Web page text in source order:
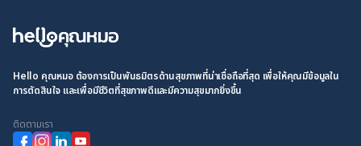
Hello คุณหมอ ต้องการเป็นพันธมิตรด้านสุขภาพที่น่าเชื่อถือที่สุด เพื่อให้คุณมีข้อมูลใน
การตัดสินใจ และเพื่อมีชีวิตที่สุขภาพดีและมีความสุขมากยิ่งขึ้น
ติดตามเรา